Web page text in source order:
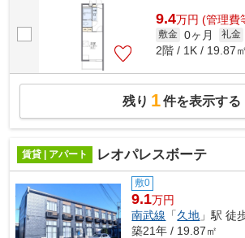
9.4万円 (管理費
敷金 0ヶ月 礼金
2階 / 1K / 19.87㎡
残り 1件を表示する
賃貸 | アパート レオパレスボーテ
敷0
9.1万円
南武線 「久地 」駅 徒
築21年 / 19.87㎡